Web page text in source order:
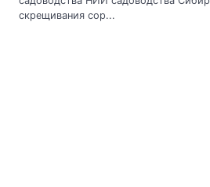
скрещивания сор...